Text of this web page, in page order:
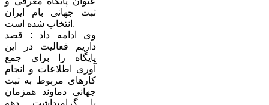
ثبت جهانی بام ایران
انتخاب شده است.
وی ادامه داد : قصد
داریم فعالیت در این
پایگاه را برای جمع
آوری اطلاعات و انجام
کارهای مربوط به ثبت
جهانی دماوند همزمان
با گرامیداشت دهه